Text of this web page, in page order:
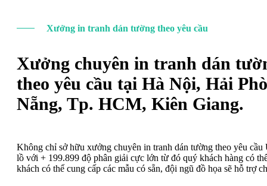
Xưởng in tranh dán tường theo yêu cầu
Xưởng chuyên in tranh dán
theo yêu cầu tại Hà Nội, Hải
Nẵng, Tp. HCM, Kiên Giang.
Không chỉ sở hữu xưởng chuyên in tranh dán tường theo yêu
lồ với + 199.899 độ phân giải cực lớn từ đó quý khách hàng có
khách có thể cung cấp các mẫu có sẵn, đội ngũ đồ họa sẽ hỗ trợ